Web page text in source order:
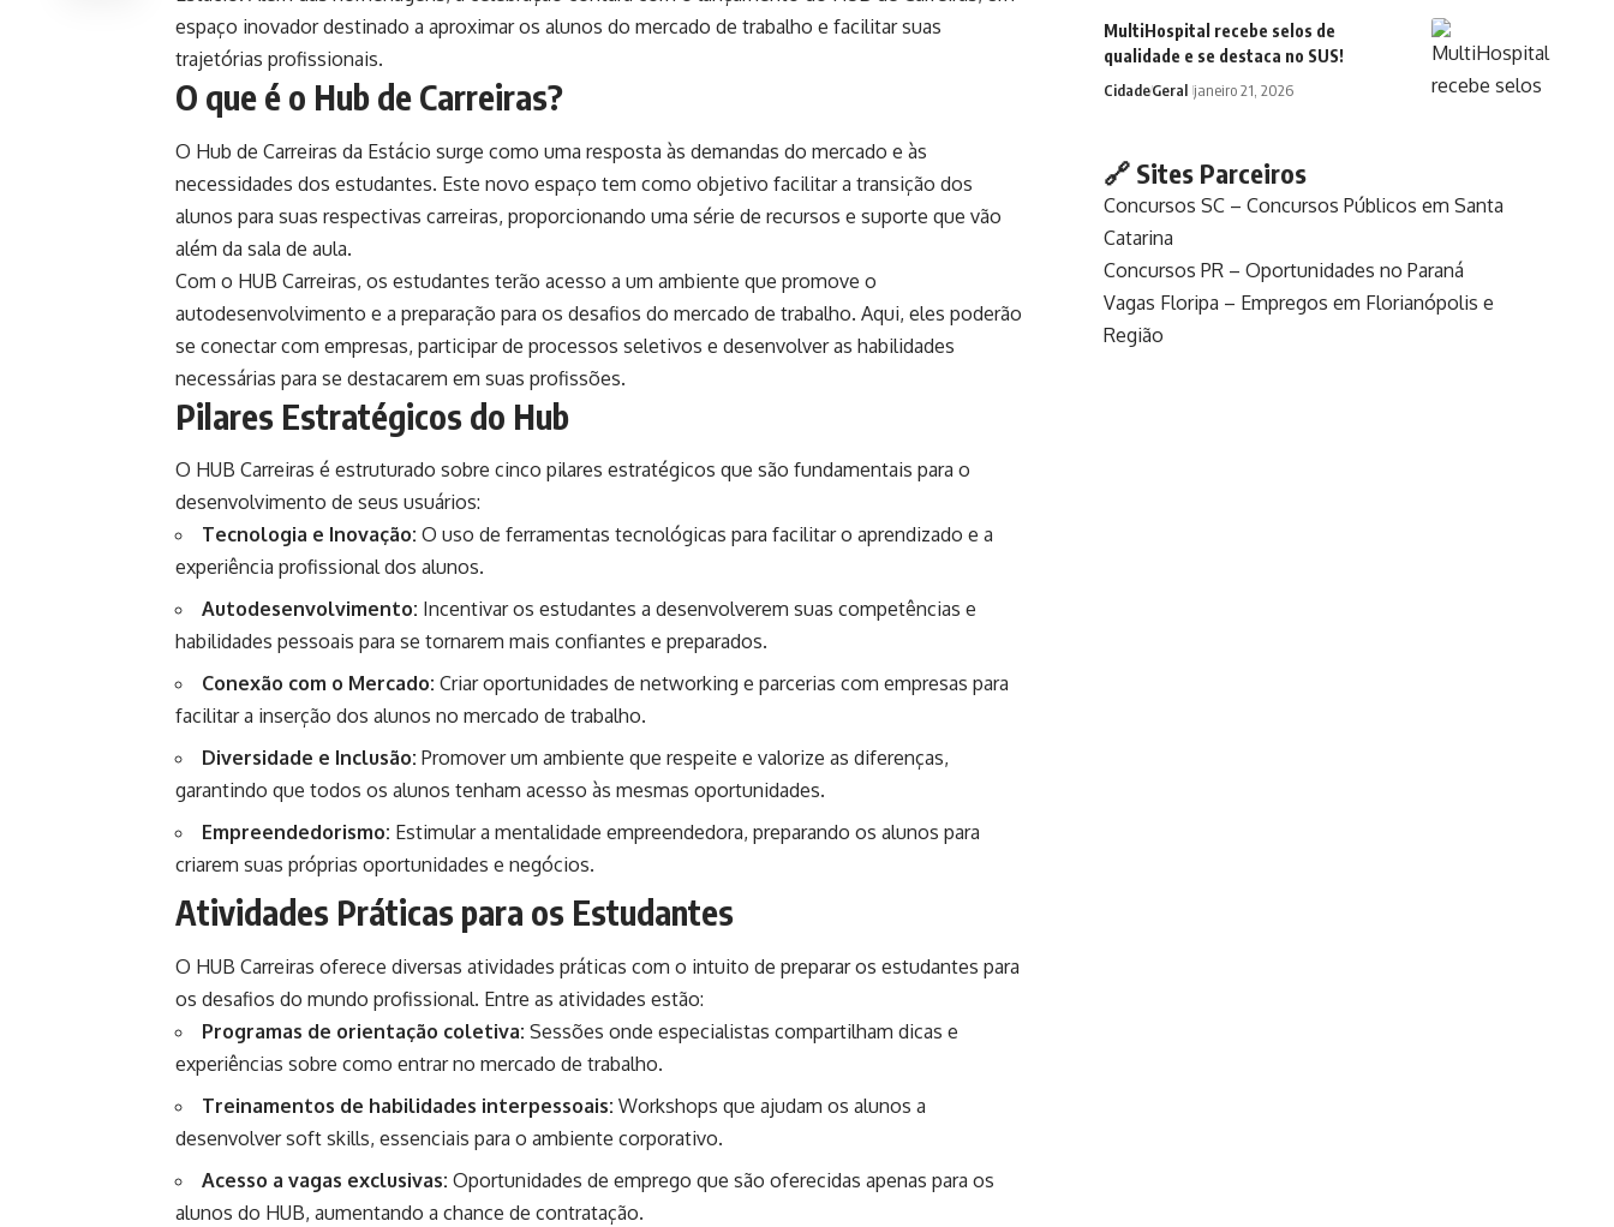
espaço inovador destinado a aproximar os alunos do mercado de trabalho e facilitar suas
trajetórias profissionais.
O que é o Hub de Carreiras?
O Hub de Carreiras da Estácio surge como uma resposta às demandas do mercado e às
necessidades dos estudantes. Este novo espaço tem como objetivo facilitar a transição dos
alunos para suas respectivas carreiras, proporcionando uma série de recursos e suporte que vão
além da sala de aula.
Com o HUB Carreiras, os estudantes terão acesso a um ambiente que promove o
autodesenvolvimento e a preparação para os desafios do mercado de trabalho. Aqui, eles poderão
se conectar com empresas, participar de processos seletivos e desenvolver as habilidades
necessárias para se destacarem em suas profissões.
Pilares Estratégicos do Hub
O HUB Carreiras é estruturado sobre cinco pilares estratégicos que são fundamentais para o
desenvolvimento de seus usuários:
Tecnologia e Inovação: O uso de ferramentas tecnológicas para facilitar o aprendizado e a
experiência profissional dos alunos.
Autodesenvolvimento: Incentivar os estudantes a desenvolverem suas competências e
habilidades pessoais para se tornarem mais confiantes e preparados.
Conexão com o Mercado: Criar oportunidades de networking e parcerias com empresas para
facilitar a inserção dos alunos no mercado de trabalho.
Diversidade e Inclusão: Promover um ambiente que respeite e valorize as diferenças,
garantindo que todos os alunos tenham acesso às mesmas oportunidades.
Empreendedorismo: Estimular a mentalidade empreendedora, preparando os alunos para
criarem suas próprias oportunidades e negócios.
Atividades Práticas para os Estudantes
O HUB Carreiras oferece diversas atividades práticas com o intuito de preparar os estudantes para
os desafios do mundo profissional. Entre as atividades estão:
Programas de orientação coletiva: Sessões onde especialistas compartilham dicas e
experiências sobre como entrar no mercado de trabalho.
Treinamentos de habilidades interpessoais: Workshops que ajudam os alunos a
desenvolver soft skills, essenciais para o ambiente corporativo.
Acesso a vagas exclusivas: Oportunidades de emprego que são oferecidas apenas para os
alunos do HUB, aumentando a chance de contratação.
MultiHospital recebe selos de
qualidade e se destaca no SUS!
CidadeGeral janeiro 21, 2026
🔗 Sites Parceiros
Concursos SC – Concursos Públicos em Santa
Catarina
Concursos PR – Oportunidades no Paraná
Vagas Floripa – Empregos em Florianópolis e
Região